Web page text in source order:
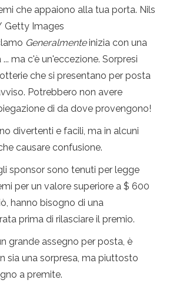
che appaiono alla tua porta. Nils
Getty Images
Generalmenteinizia con una
ma c'è un'eccezione. Sorpresi
che si presentano per posta
Potrebbero non avere
di da dove provengono!
divertenti e facili, ma in alcuni
causare confusione.
sponsor sono tenuti per legge
per un valore superiore a $ 600
hanno bisogno di una
prima di rilasciare il premio.
grande assegno per posta, è
sia una sorpresa, ma piuttosto
a premite.